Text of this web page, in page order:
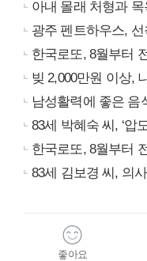
아내 몰래 처형과
광주 펜트하우스,
한국로또, 8월부터
빚 2,000만원 이상,
남성활력에 좋은 음
83세 박혜숙 씨, ‘압
한국로또, 8월부터
83세 김보경 씨, 의
좋아요